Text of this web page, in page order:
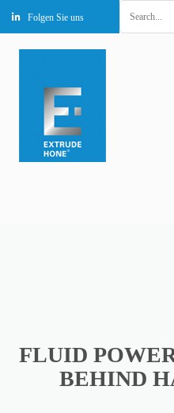
Folgen Sie uns
for:
FLUID
BEHIND